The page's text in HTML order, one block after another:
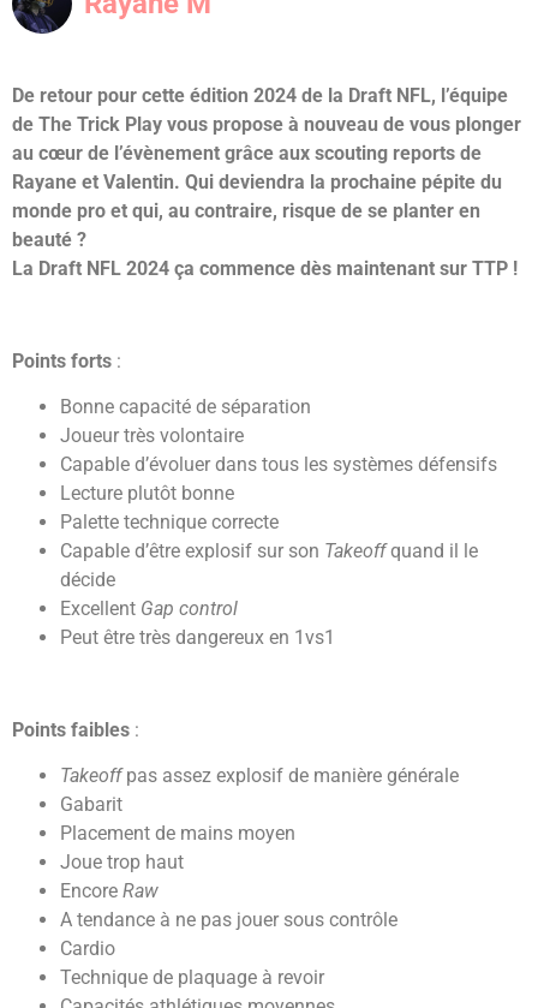
De retour pour cette édition 2024 de la Draft NFL, l’équipe
de The Trick Play vous propose à nouveau de vous plonger
au cœur de l’évènement grâce aux scouting reports de
Rayane et Valentin. Qui deviendra la prochaine pépite du
monde pro et qui, au contraire, risque de se planter en
beauté ?
La Draft NFL 2024 ça commence dès maintenant sur TTP !
Points forts :
Bonne capacité de séparation
Joueur très volontaire
Capable d’évoluer dans tous les systèmes défensifs
Lecture plutôt bonne
Palette technique correcte
Capable d’être explosif sur son Takeoffquand il le
décide
Excellent Gap control
Peut être très dangereux en 1vs1
Points faibles :
Takeoffpas assez explosif de manière générale
Gabarit
Placement de mains moyen
Joue trop haut
Encore Raw
A tendance à ne pas jouer sous contrôle
Cardio
Technique de plaquage à revoir